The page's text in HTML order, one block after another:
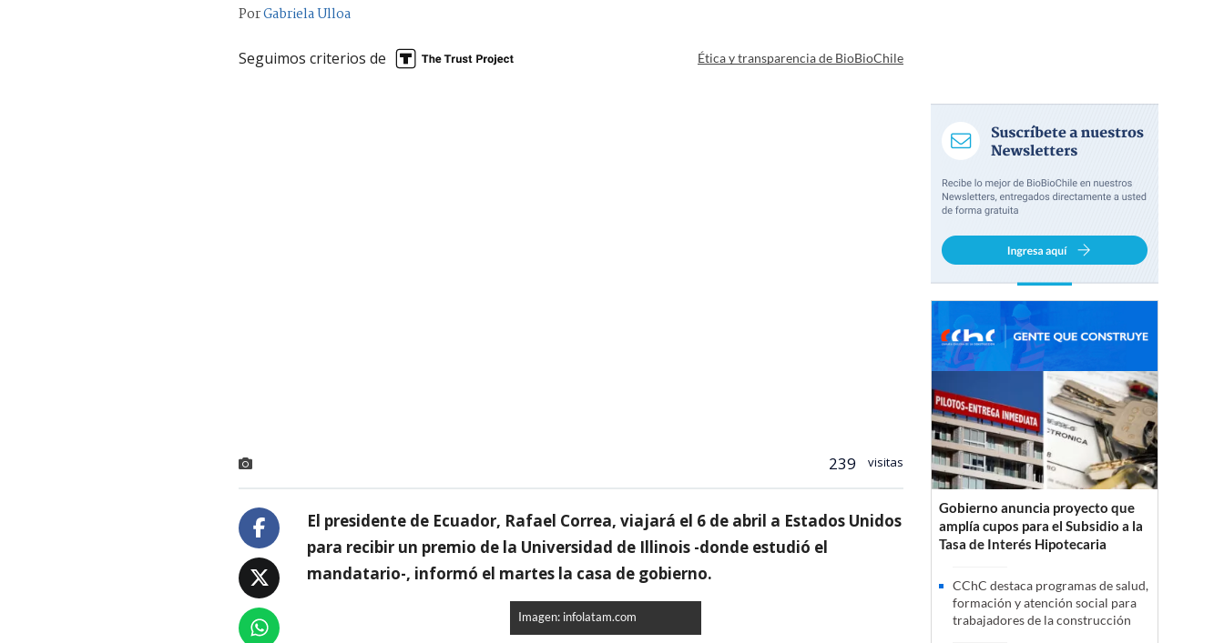
PorGabriela Ulloa
Seguimos criterios de Ética y transparencia de BioBioChile
239 visitas
El presidente de Ecuador, Rafael Correa, viajará el 6 de abril a Estados Unidos
para recibir un premio de la Universidad de Illinois -donde estudió el
mandatario-, informó el martes la casa de gobierno.
Imagen: infolatam.com
Gobierno anuncia proyecto que
amplía cupos para el Subsidio a la
Tasa de Interés Hipotecaria
CChC destaca programas de salud,
formación y atención social para
trabajadores de la construcción